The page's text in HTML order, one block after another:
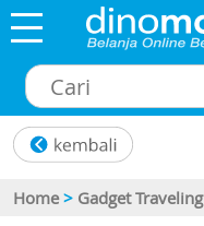
Home > Gadget Traveling